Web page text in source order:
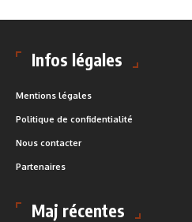
Infos légales
Mentions légales
Politique de confidentialité
Nous contacter
Partenaires
Maj récentes